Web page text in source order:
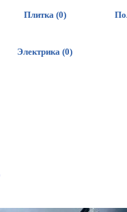
Плитка (0)
Электрика (0)